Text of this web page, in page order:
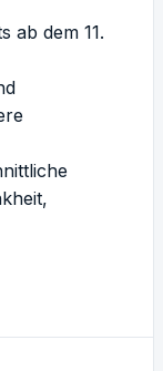
ab dem 11.